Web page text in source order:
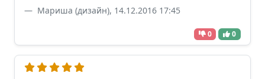
Мариша (дизайн), 14.12.2016 17:45
0 0